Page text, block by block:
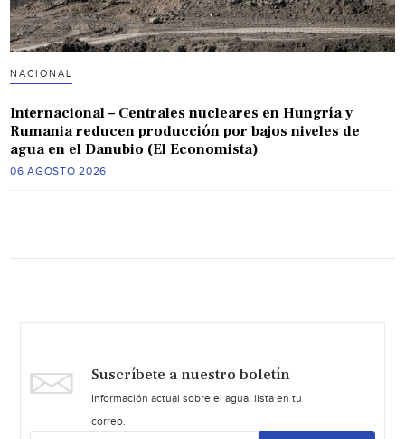
NACIONAL
Internacional – Centrales nucleares en Hungría y
Rumania reducen producción por bajos niveles de
agua en el Danubio (El Economista)
06 AGOSTO 2026
Suscríbete a nuestro boletín
Información actual sobre el agua, lista en tu
correo.